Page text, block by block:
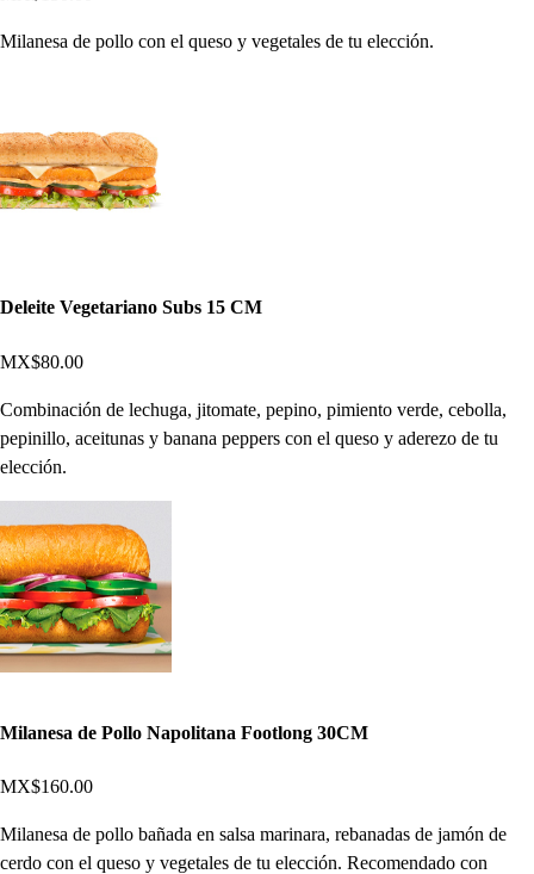
Milanesa de pollo con el queso y vegetales de tu elección.
Deleite Vegetariano Subs 15 CM
MX$80.00
Combinación de lechuga, jitomate, pepino, pimiento verde, cebolla,
pepinillo, aceitunas y banana peppers con el queso y aderezo de tu
elección.
Milanesa de Pollo Napolitana Footlong 30CM
MX$160.00
Milanesa de pollo bañada en salsa marinara, rebanadas de jamón de
cerdo con el queso y vegetales de tu elección. Recomendado con